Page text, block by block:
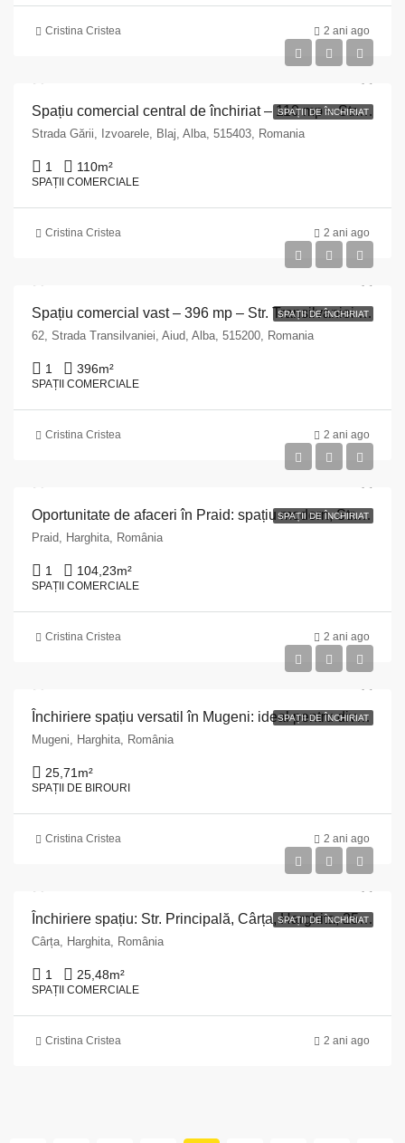
Cristina Cristea 2 ani ago
SPAȚII DE ÎNCHIRIAT
Spațiu comercial central de închiriat – 110 mp – Str. Gării Nr. 3, Blaj
Strada Gării, Izvoarele, Blaj, Alba, 515403, Romania
1 110m²
SPAȚII COMERCIALE
Cristina Cristea 2 ani ago
SPAȚII DE ÎNCHIRIAT
Spațiu comercial vast – 396 mp – Str. Transilvaniei nr. 62, Aiud
62, Strada Transilvaniei, Aiud, Alba, 515200, Romania
1 396m²
SPAȚII COMERCIALE
Cristina Cristea 2 ani ago
SPAȚII DE ÎNCHIRIAT
Oportunitate de afaceri în Praid: spațiu modern, Str. Principală, 104 mp, structură beton!
Praid, Harghita, România
1 104,23m²
SPAȚII COMERCIALE
Cristina Cristea 2 ani ago
SPAȚII DE ÎNCHIRIAT
Închiriere spațiu versatil în Mugeni: ideal pentru diverse utilizări
Mugeni, Harghita, România
25,71 m²
SPAȚII DE BIROURI
Cristina Cristea 2 ani ago
SPAȚII DE ÎNCHIRIAT
Închiriere spațiu: Str. Principală, Cârța, Harghita, 25,48 mp, structură beton!
Cârța, Harghita, România
1 25,48m²
SPAȚII COMERCIALE
Cristina Cristea 2 ani ago